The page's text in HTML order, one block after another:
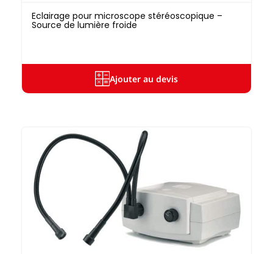
Eclairage pour microscope stéréoscopique –
Source de lumière froide
Ajouter au devis